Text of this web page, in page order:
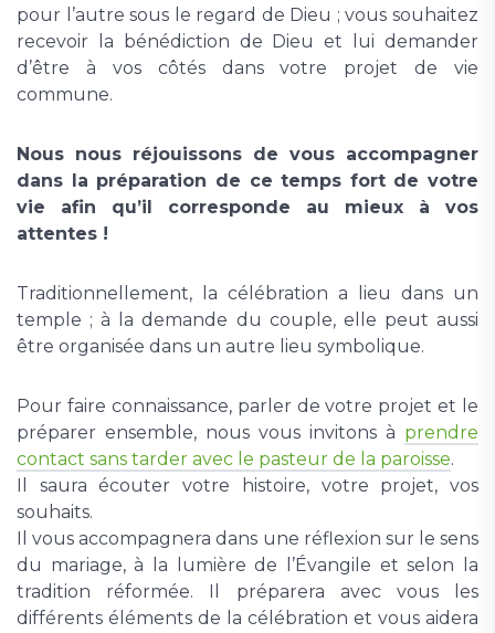
pour l’autre sous le regard de Dieu ; vous souhaitez
recevoir la bénédiction de Dieu et lui demander
d’être à vos côtés dans votre projet de vie
commune.
Nous nous réjouissons de vous accompagner
dans la préparation de ce temps fort de votre
vie afin qu’il corresponde au mieux à vos
attentes !
Traditionnellement, la célébration a lieu dans un
temple ; à la demande du couple, elle peut aussi
être organisée dans un autre lieu symbolique.
Pour faire connaissance, parler de votre projet et le
préparer ensemble, nous vous invitons à prendre
contact sans tarder avec le pasteur de la paroisse.
Il saura écouter votre histoire, votre projet, vos
souhaits.
Il vous accompagnera dans une réflexion sur le sens
du mariage, à la lumière de l’Évangile et selon la
tradition réformée. Il préparera avec vous les
différents éléments de la célébration et vous aidera